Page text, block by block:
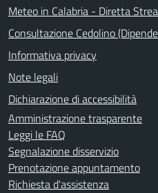
Meteo in Calabria - Diretta
Consultazione Cedolino
Informativa privacy
Note legali
Dichiarazione di accessibilità
Amministrazione trasparente
Leggi le FAQ
Segnalazione disservizio
Prenotazione appuntamento
Richiesta d'assistenza